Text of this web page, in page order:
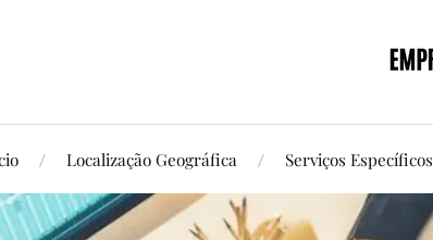
Localização Geográfica Serviços Específicos